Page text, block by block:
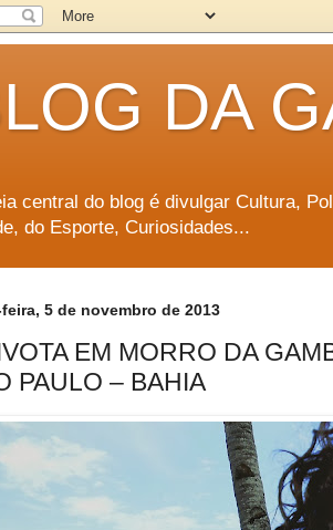
DA
central do blog é divulgar Cultura,
do Esporte, Curiosidades...
5 de novembro de 2013
EM MORRO DA
PAULO – BAHIA